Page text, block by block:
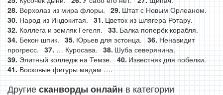
Верхолаз из мира флоры.
Штат с Новым Орлеаном.
Народ из Индокитая.
Цветок из шлягера Ротару.
Коллега и земляк Гегеля.
Балка поперёк корабля.
Бекон шпик.
Юрьев для эстонца.
Ненавидит
прогресс.
… Куросава.
Шуба северянина.
Элитный колледж на Темзе.
Известняк для побелки.
Восковые фигуры мадам ….
Другиесканворды онлайн в категории